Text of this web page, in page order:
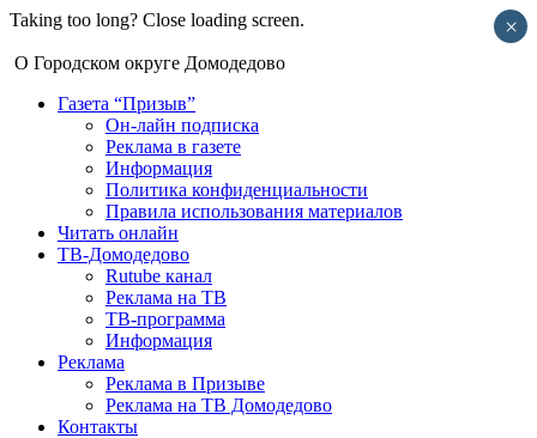
Taking too long? Close loading screen.
О Городском округе Домодедово
Газета “Призыв”
Он-лайн подписка
Реклама в газете
Информация
Политика конфиденциальности
Правила использования материалов
Читать онлайн
ТВ-Домодедово
Rutube канал
Реклама на ТВ
ТВ-программа
Информация
Реклама
Реклама в Призыве
Реклама на ТВ Домодедово
Контакты
×